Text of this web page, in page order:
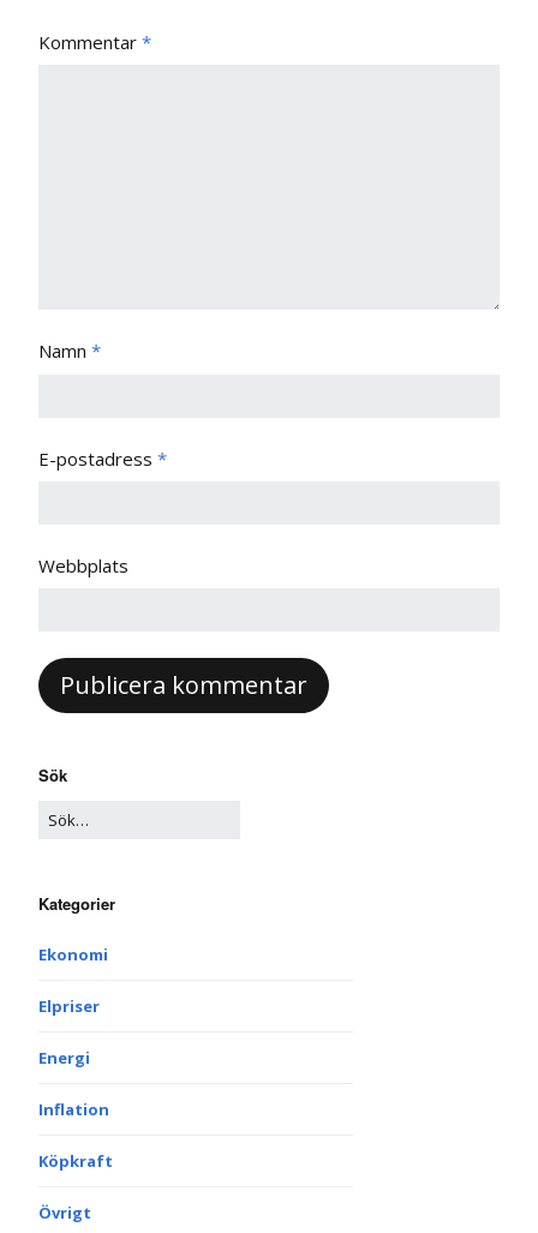
Kommentar *
Namn *
E-postadress *
Webbplats
Sök
Kategorier
Ekonomi
Elpriser
Energi
Inflation
Köpkraft
Övrigt